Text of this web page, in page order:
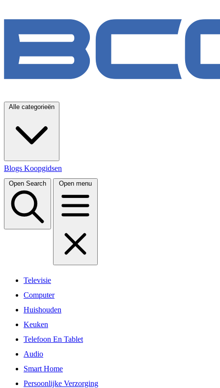
Alle categorieën
Blogs Koopgidsen
Open Search Open menu
Televisie
Computer
Huishouden
Keuken
Telefoon En Tablet
Audio
Smart Home
Persoonlijke Verzorging